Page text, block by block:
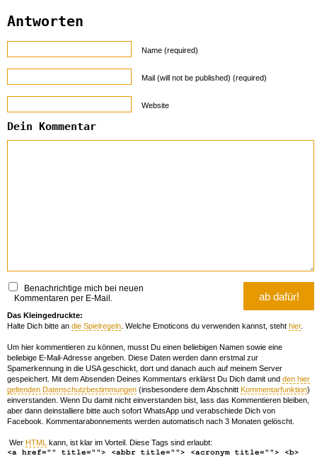
Antworten
Name (required)
Mail (will not be published) (required)
Website
Dein Kommentar
Benachrichtige mich bei neuen
Kommentaren per E-Mail.
Das Kleingedruckte:
Halte Dich bitte an die Spielregeln . Welche Emoticons du verwenden kannst, steht hier.
Um hier kommentieren zu können, musst Du einen beliebigen Namen sowie eine
beliebige E-Mail-Adresse angeben. Diese Daten werden dann erstmal zur
Spamerkennung in die USA geschickt, dort und danach auch auf meinem Server
gespeichert. Mit dem Absenden Deines Kommentars erklärst Du Dich damit und den hier
geltenden Datenschutzbestimmungen (insbesondere dem Abschnitt Kommentarfunktion)
einverstanden. Wenn Du damit nicht einverstanden bist, lass das Kommentieren bleiben,
aber dann deinstalliere bitte auch sofort WhatsApp und verabschiede Dich von
Facebook. Kommentarabonnements werden automatisch nach 3 Monaten gelöscht.
Wer HTML kann, ist klar im Vorteil. Diese Tags sind erlaubt:
<a href="" title=""> <abbr title=""> <acronym title=""> <b>